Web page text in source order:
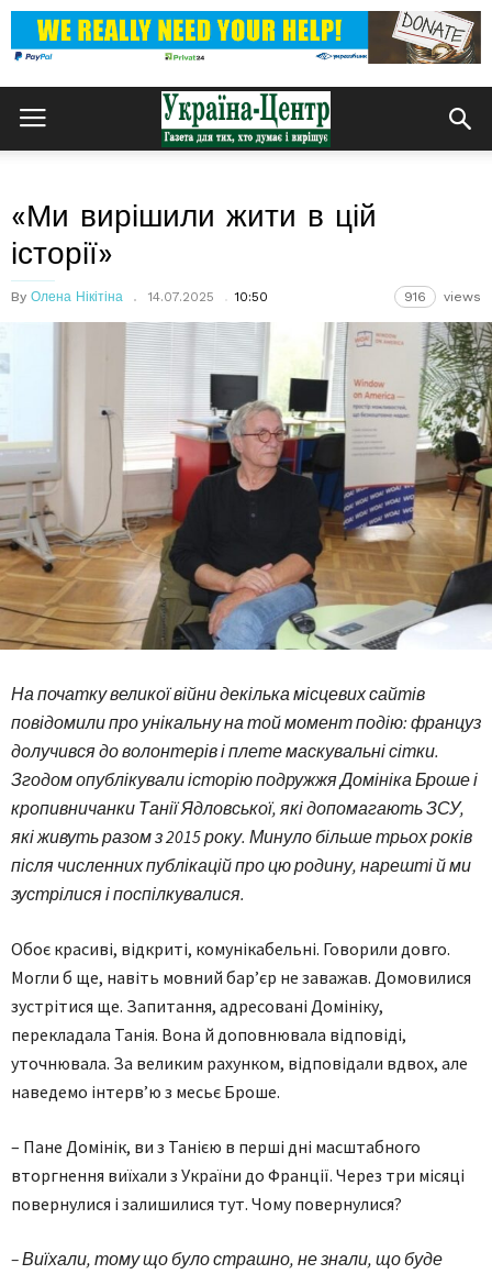
«Ми вирішили жити в цій
історії»
By Олена Нікітіна 14.07.2025 10:50 916 views
На початку великої війни декілька місцевих сайтів
повідомили про унікальну на той момент подію: француз
долучився до волонтерів і плете маскувальні сітки.
Згодом опублікували історію подружжя Домініка Броше і
кропивничанки Танії Ядловської, які допомагають ЗСУ,
які живуть разом з 2015 року. Минуло більше трьох років
після численних публікацій про цю родину, нарешті й ми
зустрілися і поспілкувалися.
Обоє красиві, відкриті, комунікабельні. Говорили довго.
Могли б ще, навіть мовний бар’єр не заважав. Домовилися
зустрітися ще. Запитання, адресовані Домініку,
перекладала Танія. Вона й доповнювала відповіді,
уточнювала. За великим рахунком, відповідали вдвох, але
наведемо інтерв’ю з месьє Броше.
– Пане Домінік, ви з Танією в перші дні масштабного
вторгнення виїхали з України до Франції. Через три місяці
повернулися і залишилися тут. Чому повернулися?
– Виїхали, тому що було страшно, не знали, що буде